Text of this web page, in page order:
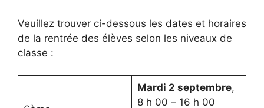
Veuillez trouver ci-dessous les dates et horaires
de la rentrée des élèves selon les niveaux de
classe :
Mardi 2 septembre,
8 h 00 – 16 h 00